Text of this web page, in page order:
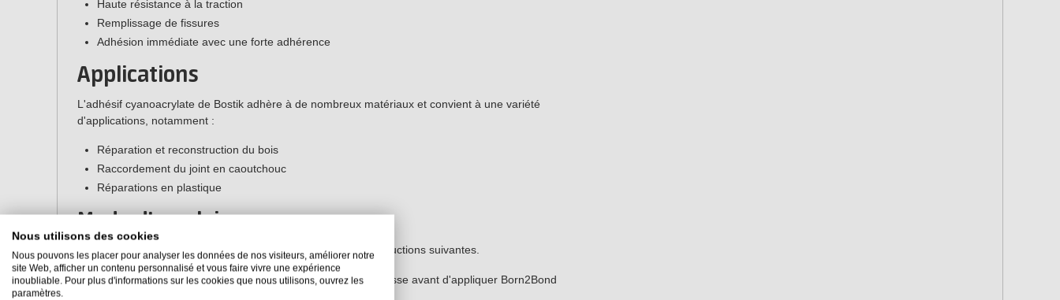
Haute résistance à la traction
Remplissage de fissures
Adhésion immédiate avec une forte adhérence
Applications
L'adhésif cyanoacrylate de Bostik adhère à de nombreux matériaux et convient à une variété
d'applications, notamment :
Réparation et reconstruction du bois
Raccordement du joint en caoutchouc
Réparations en plastique
Mode d'emploi
Born2Bond Repair est facile à utiliser. Il suffit de suivre les instructions suivantes.
Assurez-vous que la surface est propre, sèche et sans graisse avant d'appliquer Born2Bond
Nous utilisons des cookies
Nous pouvons les placer pour analyser les données de nos visiteurs, améliorer notre
site Web, afficher un contenu personnalisé et vous faire vivre une expérience
inoubliable. Pour plus d'informations sur les cookies que nous utilisons, ouvrez les
paramètres.